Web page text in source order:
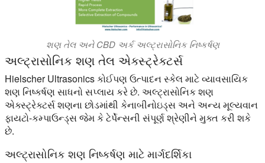
શણ તેલ અને CBD અર્ક અલ્ટ્રાસોનિક નિષ્કર્ષણ
અલ્ટ્રાસોનિક શણ તેલ એક્સ્ટ્રેક્ટર્સ
Hielscher Ultrasonics કોઈપણ ઉત્પાદન સ્કેલ માટે વ્યાવસાયિક
શણ નિષ્કર્ષણ સાધનો સપ્લાય કરે છે. અલ્ટ્રાસોનિક શણ
એક્સ્ટ્રેક્ટર્સ શણના છોડમાંથી કેનાબીનોઇડ્સ અને અન્ય મૂલ્યવાન
ફાયટો-કમ્પાઉન્ડ્સ જેમ કે ટેર્પેન્સની સંપૂર્ણ શ્રેણીને મુક્ત કરી શકે
છે.
અલ્ટ્રાસોનિક શણ નિષ્કર્ષણ માટે માર્ગદર્શિકા